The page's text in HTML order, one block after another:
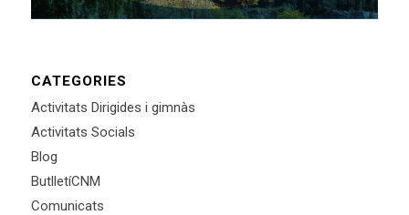
CATEGORIES
Activitats Dirigides i gimnàs
Activitats Socials
Blog
ButlletíCNM
Comunicats